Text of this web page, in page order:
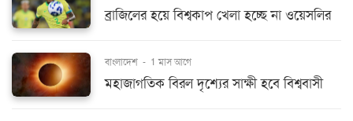
ব্রাজিলের হয়ে বিশ্বকাপ খেলা হচ্ছে না ওয়েসলির
বাংলাদেশ - 1 মাস আগে
মহাজাগতিক বিরল দৃশ্যের সাক্ষী হবে বিশ্ববাসী